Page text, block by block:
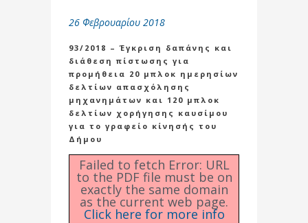
26 Φεβρουαρίου 2018
93/2018 – Έγκριση δαπάνης και
διάθεση πίστωσης για
προμήθεια 20 μπλοκ ημερησίων
δελτίων απασχόλησης
μηχανημάτων και 120 μπλοκ
δελτίων χορήγησης καυσίμου
για το γραφείο κίνησής του
Δήμου
Failed to fetch Error: URL
to the PDF file must be on
exactly the same domain
as the current web page.
Click here for more info